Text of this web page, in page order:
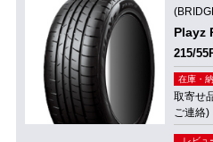
Playz
215/
在庫・
取寄せ
ご連絡)